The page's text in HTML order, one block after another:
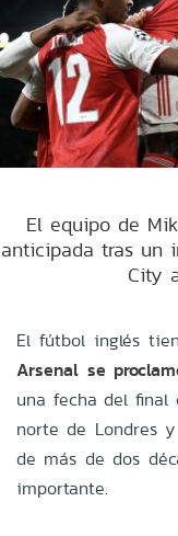
El equipo de
anticipada tras un
City
El fútbol inglés
Arsenal se
una fecha del final
norte de Londres
de más de dos
importante.